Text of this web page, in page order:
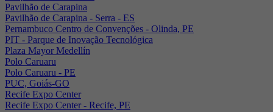
Pavilhão de Carapina
Pavilhão de Carapina - Serra - ES
Pernambuco Centro de Convenções - Olinda, PE
PIT - Parque de Inovação Tecnológica
Plaza Mayor Medellín
Polo Caruaru
Polo Caruaru - PE
PUC, Goiás-GO
Recife Expo Center
Recife Expo Center - Recife, PE